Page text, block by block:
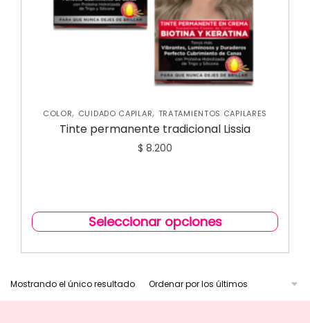
COLOR, CUIDADO CAPILAR, TRATAMIENTOS CAPILARES
Tinte permanente tradicional Lissia
$ 8.200
Seleccionar opciones
Mostrando el único resultado